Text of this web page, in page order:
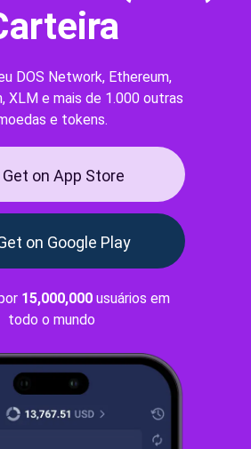
DOS Network, Ethereum,
XLM e mais de 1.000 outras
e tokens.
Get on App Store
on Google Play
15,000,000usuários em
todo o mundo